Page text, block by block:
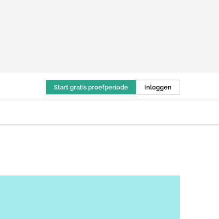
Start gratis proefperiode Inloggen